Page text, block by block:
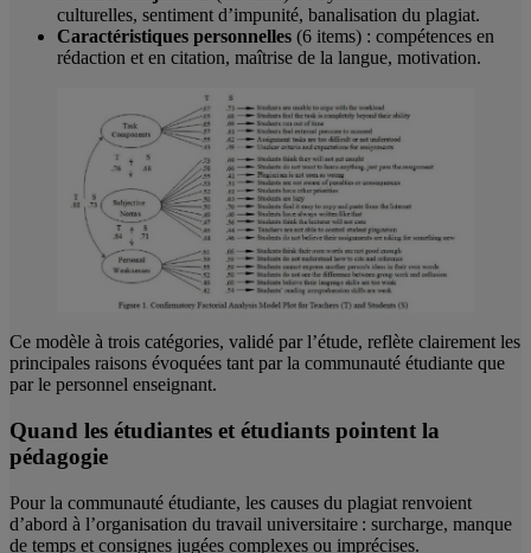
culturelles, sentiment d’impunité, banalisation du plagiat.
Caractéristiques personnelles (6 items) : compétences en
rédaction et en citation, maîtrise de la langue, motivation.
Ce modèle à trois catégories, validé par l’étude, reflète clairement les
principales raisons évoquées tant par la communauté étudiante que
par le personnel enseignant.
Quand les étudiantes et étudiants pointent la
pédagogie
Pour la communauté étudiante, les causes du plagiat renvoient
d’abord à l’organisation du travail universitaire : surcharge, manque
de temps et consignes jugées complexes ou imprécises.